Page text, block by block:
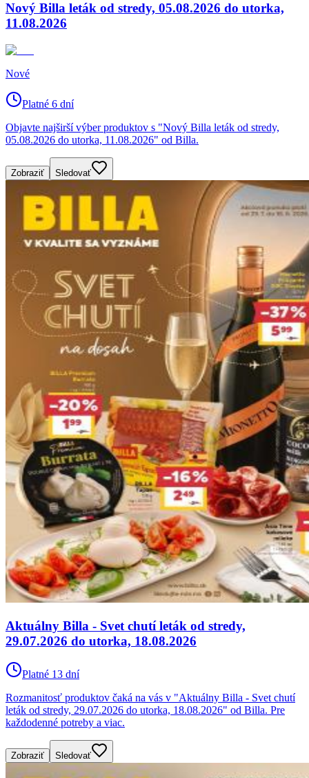
Nový Billa leták od stredy, 05.08.2026 do utorka,
11.08.2026
Nové
Platné 6 dní
Objavte najširší výber produktov s "Nový Billa leták od stredy,
05.08.2026 do utorka, 11.08.2026" od Billa.
Zobraziť Sledovať
Aktuálny Billa - Svet chutí leták od stredy,
29.07.2026 do utorka, 18.08.2026
Platné 13 dní
Rozmanitosť produktov čaká na vás v "Aktuálny Billa - Svet chutí
leták od stredy, 29.07.2026 do utorka, 18.08.2026" od Billa. Pre
každodenné potreby a viac.
Zobraziť Sledovať